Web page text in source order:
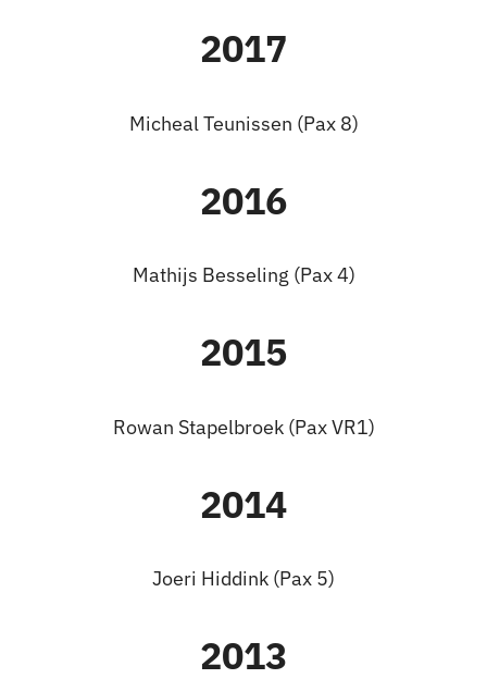
2017
Micheal Teunissen (Pax 8)
2016
Mathijs Besseling (Pax 4)
2015
Rowan Stapelbroek (Pax VR1)
2014
Joeri Hiddink (Pax 5)
2013